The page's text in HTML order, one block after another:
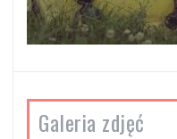
Galeria zdjęć